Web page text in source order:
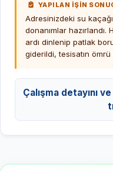
YAPILAN İŞİN
Adresinizdeki su
donanımlar
ardı dinlenip patlak
giderildi, tesisatın ömrü
Çalışma detayını